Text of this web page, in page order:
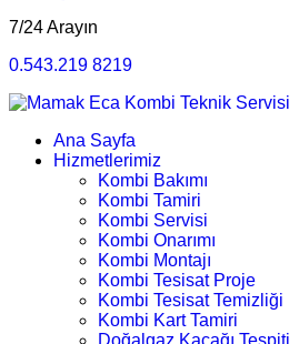
7/24 Arayın
0.543.219 8219
Ana Sayfa
Hizmetlerimiz
Kombi Bakımı
Kombi Tamiri
Kombi Servisi
Kombi Onarımı
Kombi Montajı
Kombi Tesisat Proje
Kombi Tesisat Temizliği
Kombi Kart Tamiri
Doğalgaz Kaçağı Tespiti